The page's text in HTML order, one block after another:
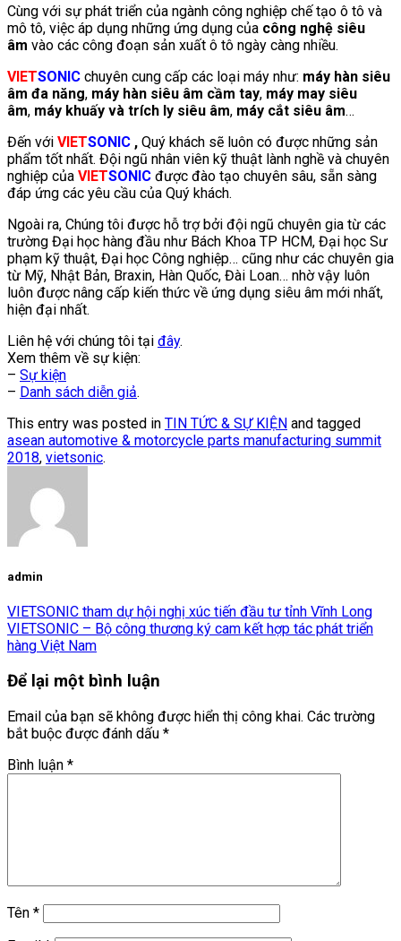
Cùng với sự phát triển của ngành công nghiệp chế tạo ô tô và
mô tô, việc áp dụng những ứng dụng của công nghệ siêu
âm vào các công đoạn sản xuất ô tô ngày càng nhiều.
VIETSONIC chuyên cung cấp các loại máy như: máy hàn siêu
âm đa năng, máy hàn siêu âm cầm tay, máy may siêu
âm, máy khuấy và trích ly siêu âm, máy cắt siêu âm…
Đến với VIETSONIC , Quý khách sẽ luôn có được những sản
phẩm tốt nhất. Đội ngũ nhân viên kỹ thuật lành nghề và chuyên
nghiệp của VIETSONIC được đào tạo chuyên sâu, sẵn sàng
đáp ứng các yêu cầu của Quý khách.
Ngoài ra, Chúng tôi được hỗ trợ bởi đội ngũ chuyên gia từ các
trường Đại học hàng đầu như Bách Khoa TP HCM, Đại học Sư
phạm kỹ thuật, Đại học Công nghiệp… cũng như các chuyên gia
từ Mỹ, Nhật Bản, Braxin, Hàn Quốc, Đài Loan… nhờ vậy luôn
luôn được nâng cấp kiến thức về ứng dụng siêu âm mới nhất,
hiện đại nhất.
Liên hệ với chúng tôi tại đây.
Xem thêm về sự kiện:
– Sự kiện
– Danh sách diễn giả.
This entry was posted in TIN TỨC & SỰ KIỆN and tagged
asean automotive & motorcycle parts manufacturing summit
2018, vietsonic.
admin
VIETSONIC tham dự hội nghị xúc tiến đầu tư tỉnh Vĩnh Long
VIETSONIC – Bộ công thương ký cam kết hợp tác phát triển
hàng Việt Nam
Để lại một bình luận
Email của bạn sẽ không được hiển thị công khai. Các trường
bắt buộc được đánh dấu *
Bình luận *
Tên *